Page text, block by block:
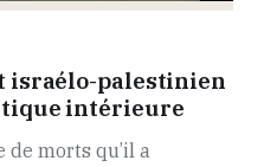
israélo-palestinien
intérieure
de morts qu’il a